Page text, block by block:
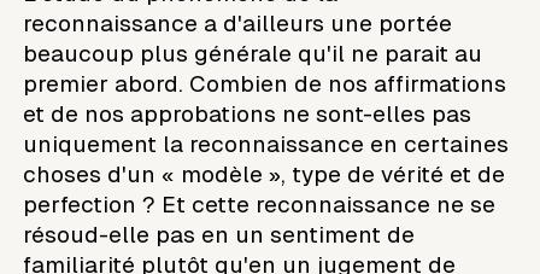
reconnaissance a d'ailleurs une portée
beaucoup plus générale qu'il ne parait au
premier abord. Combien de nos affirmations
et de nos approbations ne sont-elles pas
uniquement la reconnaissance en certaines
choses d'un « modèle », type de vérité et de
perfection ? Et cette reconnaissance ne se
résoud-elle pas en un sentiment de
familiarité plutôt qu'en un jugement de